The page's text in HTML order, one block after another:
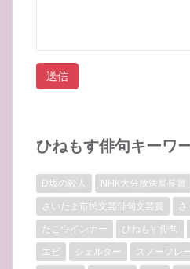
ひねもす俳句キーワ
D坂の殺人 NHK大分放送局長賞
さいたま市民文芸俳句文芸賞
たこウインナー
ひねもす俳句
エビ
シェルター スノーフレ